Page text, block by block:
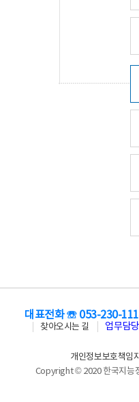
대표전화 ☏ 053-230-
찾아오시는 길
업무담
개인정보보호책임
Copyright © 2020 한국지능